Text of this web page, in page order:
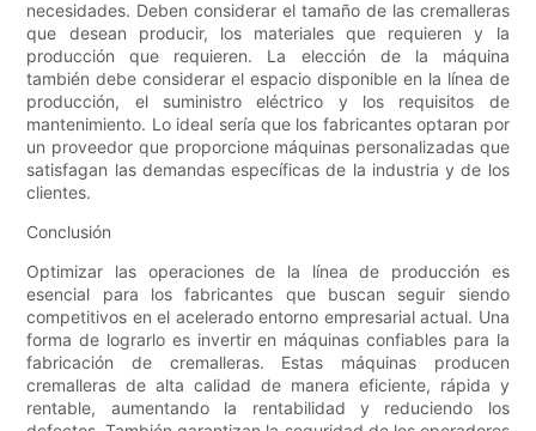
necesidades. Deben considerar el tamaño de las cremalleras
que desean producir, los materiales que requieren y la
producción que requieren. La elección de la máquina
también debe considerar el espacio disponible en la línea de
producción, el suministro eléctrico y los requisitos de
mantenimiento. Lo ideal sería que los fabricantes optaran por
un proveedor que proporcione máquinas personalizadas que
satisfagan las demandas específicas de la industria y de los
clientes.
Conclusión
Optimizar las operaciones de la línea de producción es
esencial para los fabricantes que buscan seguir siendo
competitivos en el acelerado entorno empresarial actual. Una
forma de lograrlo es invertir en máquinas confiables para la
fabricación de cremalleras. Estas máquinas producen
cremalleras de alta calidad de manera eficiente, rápida y
rentable, aumentando la rentabilidad y reduciendo los